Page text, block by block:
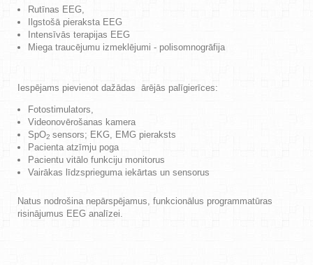
Rutīnas EEG,
Ilgstošā pieraksta EEG
Intensīvās terapijas EEG
Miega traucējumu izmeklējumi - polisomnogrāfija
Iespējams pievienot dažādas ārējās palīgierīces:
Fotostimulators,
Videonovērošanas kamera
SpO2 sensors; EKG, EMG pieraksts
Pacienta atzīmju poga
Pacientu vitālo funkciju monitorus
Vairākas līdzsprieguma iekārtas un sensorus
Natus nodrošina nepārspējamus, funkcionālus programmatūras
risinājumus EEG analīzei.